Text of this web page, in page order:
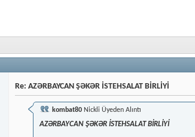
Re: AZƏRBAYCAN ŞƏKƏR İSTEHSALAT BİRLİYİ
kombat80 Nickli Üyeden Alıntı
AZƏRBAYCAN ŞƏKƏR İSTEHSALAT BİRLİYİ